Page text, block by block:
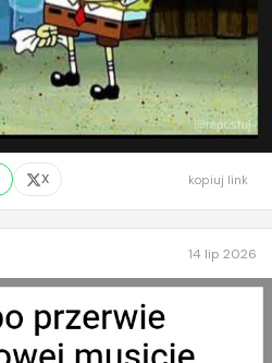
X kopiuj link
14 lip 2026